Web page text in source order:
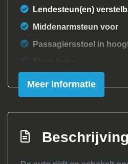
Lendesteun(en)
Middenarmsteun voor
Passagiersstoel in
Stuur verstelbaar
Stuurbekrachtiging
Achteropkomend
Meer informatie
Beschrijving